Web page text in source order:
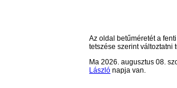
Az oldal betűméretét a
tetszése szerint változtatni
Ma 2026. augusztus 08.
László napja van.